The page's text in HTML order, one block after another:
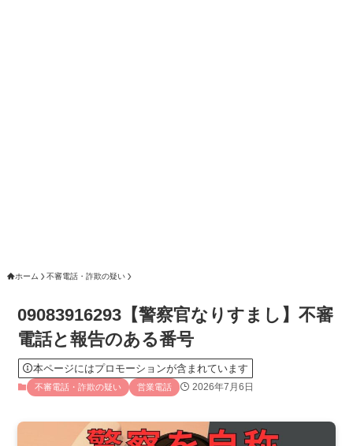
ホーム 不審電話・詐欺の疑い
09083916293【警察官なりすまし】不審
電話と報告のある番号
本ページにはプロモーションが含まれています
不審電話・詐欺の疑い 営業電話 2026年7月6日